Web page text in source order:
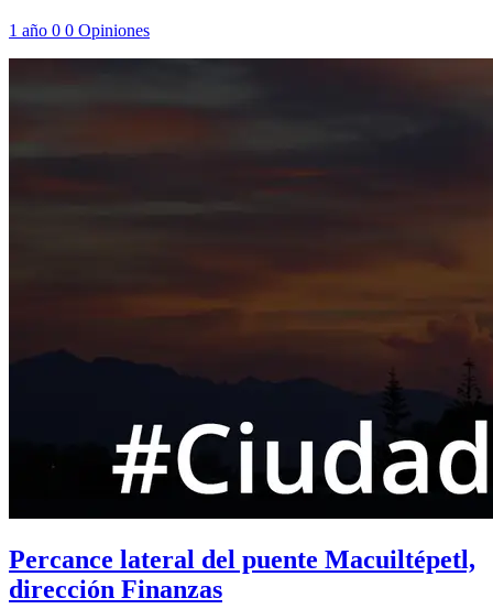
1 año 0 0 Opiniones
Percance lateral del puente Macuiltépetl,
dirección Finanzas